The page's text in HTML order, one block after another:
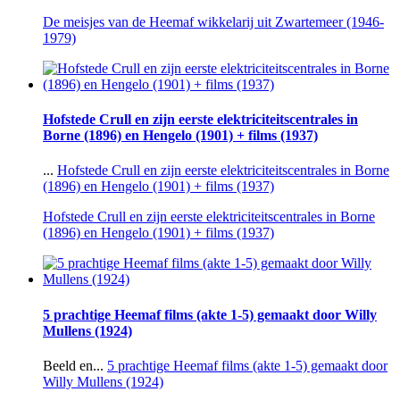
De meisjes van de Heemaf wikkelarij uit Zwartemeer (1946-
1979)
Hofstede Crull en zijn eerste elektriciteitscentrales in
Borne (1896) en Hengelo (1901) + films (1937)
... Hofstede Crull en zijn eerste elektriciteitscentrales in Borne
(1896) en Hengelo (1901) + films (1937)
Hofstede Crull en zijn eerste elektriciteitscentrales in Borne
(1896) en Hengelo (1901) + films (1937)
5 prachtige Heemaf films (akte 1-5) gemaakt door Willy
Mullens (1924)
Beeld en... 5 prachtige Heemaf films (akte 1-5) gemaakt door
Willy Mullens (1924)